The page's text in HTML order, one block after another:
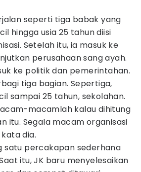
seperti tiga babak yang
hingga usia 25 tahun diisi
Setelah itu, ia masuk ke
perusahaan sang ayah.
ke politik dan pemerintahan.
tiga bagian. Sepertiga,
sampai 25 tahun, sekolahan.
macamlah kalau dihitung
itu. Segala macam organisasi
kata dia.
satu percakapan sederhana
itu, JK baru menyelesaikan